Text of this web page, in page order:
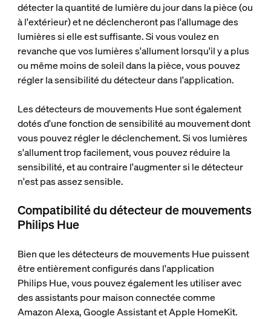
détecter la quantité de lumière du jour dans la pièce (ou
à l'extérieur) et ne déclencheront pas l'allumage des
lumières si elle est suffisante. Si vous voulez en
revanche que vos lumières s'allument lorsqu'il y a plus
ou même moins de soleil dans la pièce, vous pouvez
régler la sensibilité du détecteur dans l'application.
Les détecteurs de mouvements Hue sont également
dotés d'une fonction de sensibilité au mouvement dont
vous pouvez régler le déclenchement. Si vos lumières
s'allument trop facilement, vous pouvez réduire la
sensibilité, et au contraire l'augmenter si le détecteur
n'est pas assez sensible.
Compatibilité du détecteur de mouvements
Philips Hue
Bien que les détecteurs de mouvements Hue puissent
être entièrement configurés dans l'application
Philips Hue, vous pouvez également les utiliser avec
des assistants pour maison connectée comme
Amazon Alexa, Google Assistant et Apple HomeKit.